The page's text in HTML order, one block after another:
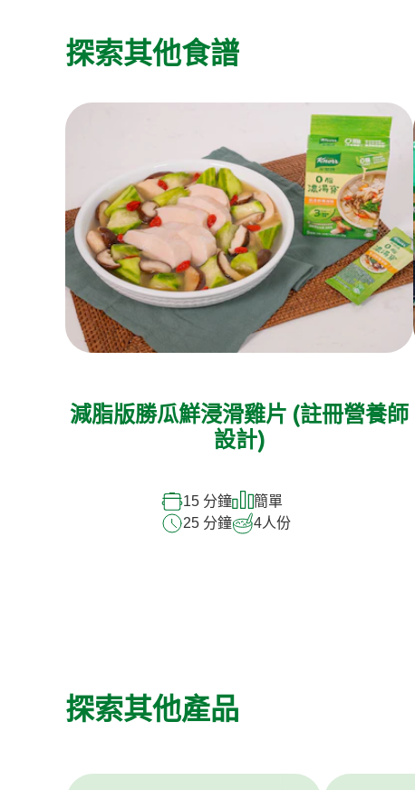
探索其他食譜
減脂版勝瓜鮮浸滑雞片 (註冊營養師
設計)
15 分鐘
簡單
25 分鐘
4人份
探索其他產品